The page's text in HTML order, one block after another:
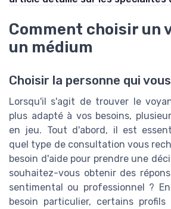
Comment choisir un
un médium
Choisir la personne qui
Lorsqu'il s'agit de trouver le
plus adapté à vos besoins,
en jeu. Tout d'abord, il est
quel type de consultation vous
besoin d'aide pour prendre une
souhaitez-vous obtenir des
sentimental ou professionnel ?
besoin particulier, certains